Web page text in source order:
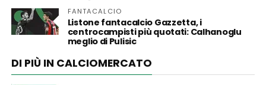
FANTACALCIO
Listone fantacalcio Gazzetta, i
centrocampisti più quotati: Calhanoglu
meglio di Pulisic
DI PIÙ IN CALCIOMERCATO